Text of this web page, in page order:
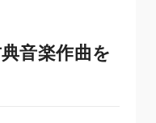
音楽作曲を